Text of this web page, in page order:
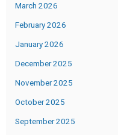
March 2026
February 2026
January 2026
December 2025
November 2025
October 2025
September 2025